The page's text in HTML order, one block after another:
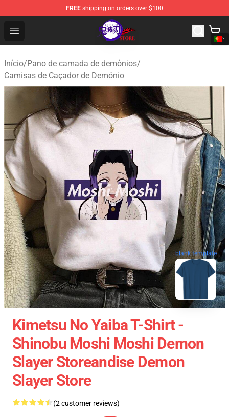
FREE shipping on orders over $100
Open menu
Kimetsu no Yaiba Store - Official Kimetsu no Yaiba
Início/Pano de camada de demônios/
Camisas de Caçador de Demónio
blank template
Kimetsu No Yaiba T-Shirt -
Shinobu Moshi Moshi Demon
Slayer Storeandise Demon
Slayer Store
(2 customer reviews)